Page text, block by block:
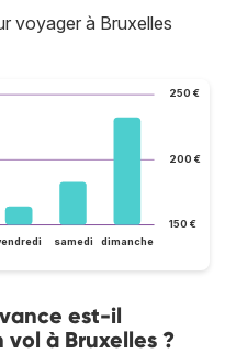
voyager à Bruxelles
150 €
200 €
250 €
samedi dimanche
est-il
à Bruxelles ?